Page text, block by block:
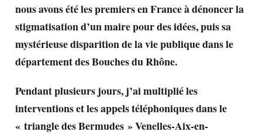
nous avons été les premiers en France à dénoncer la
stigmatisation d’un maire pour des idées, puis sa
mystérieuse disparition de la vie publique dans le
département des Bouches du Rhône.
Pendant plusieurs jours, j’ai multiplié les
interventions et les appels téléphoniques dans le
« triangle des Bermudes » Venelles-Aix-en-